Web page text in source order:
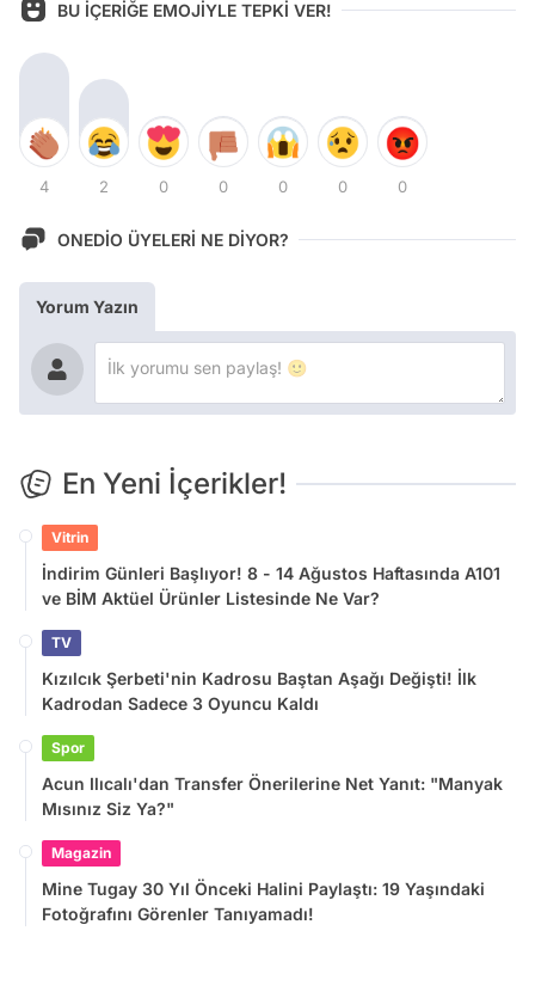
BU İÇERİĞE EMOJİYLE TEPKİ VER!
4 2 0 0 0 0 0
ONEDİO ÜYELERİ NE DİYOR?
Yorum Yazın
En Yeni İçerikler!
Vitrin
İndirim Günleri Başlıyor! 8 - 14 Ağustos Haftasında A101
ve BİM Aktüel Ürünler Listesinde Ne Var?
TV
Kızılcık Şerbeti'nin Kadrosu Baştan Aşağı Değişti! İlk
Kadrodan Sadece 3 Oyuncu Kaldı
Spor
Acun Ilıcalı'dan Transfer Önerilerine Net Yanıt: "Manyak
Mısınız Siz Ya?"
Magazin
Mine Tugay 30 Yıl Önceki Halini Paylaştı: 19 Yaşındaki
Fotoğrafını Görenler Tanıyamadı!